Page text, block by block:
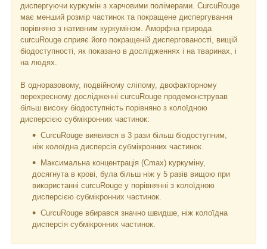
диспергуючи куркумін з харчовими полімерами. СurcuRouge
має менший розмір частинок та покращене диспергування
порівняно з нативним куркуміном. Аморфна природа
curcuRouge сприяє його покращеній диспергованості, вищій
біодоступності, як показано в дослідженнях і на тваринах, і
на людях.
В одноразовому, подвійному сліпому, двофакторному
перехресному дослідженні curcuRouge продемонстрував
більш високу біодоступність порівняно з колоїдною
дисперсією субмікронних частинок:
СurcuRouge виявився в 3 рази більш біодоступним,
ніж колоїдна дисперсія субмікронних частинок.
Максимальна концентрація (Cmax) куркуміну,
досягнута в крові, була більш ніж у 5 разів вищою при
використанні curcuRouge у порівнянні з колоїдною
дисперсією субмікронних частинок.
СurcuRouge вбирався значно швидше, ніж колоїдна
дисперсія субмікронних частинок.